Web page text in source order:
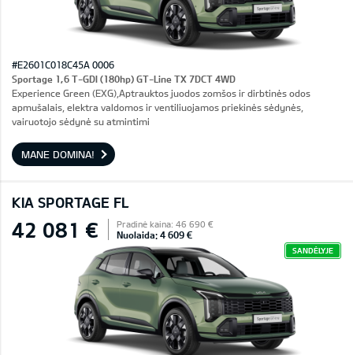
#E2601C018C45A 0006
Sportage 1,6 T-GDI (180hp) GT-Line TX 7DCT 4WD
Experience Green (EXG),Aptrauktos juodos zomšos ir dirbtinės odos
apmušalais, elektra valdomos ir ventiliuojamos priekinės sėdynės,
vairuotojo sėdynė su atmintimi
MANE DOMINA!
KIA SPORTAGE FL
42 081 € Pradinė kaina: 46 690 €
Nuolaida: 4 609 €
SANDĖLYJE